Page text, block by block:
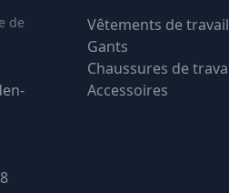
de
Vêtements de travail
Gants
Chaussures de
Accessoires